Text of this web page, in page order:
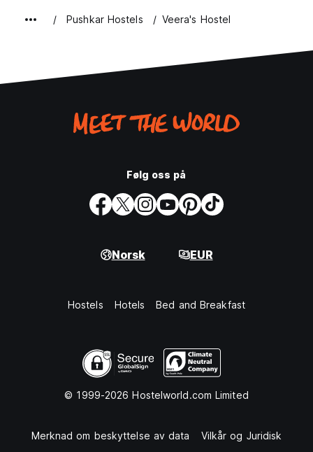
Pushkar Hostels Veera's Hostel
Følg oss på
Norsk EUR
Hostels Hotels Bed and Breakfast
© 1999-2026 Hostelworld.com Limited
Merknad om beskyttelse av data Vilkår og Juridisk